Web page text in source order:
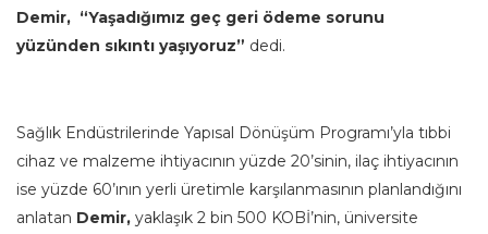
Demir, “Yaşadığımız geç geri ödeme sorunu
yüzünden sıkıntı yaşıyoruz” dedi.
Sağlık Endüstrilerinde Yapısal Dönüşüm Programı’yla tıbbi
cihaz ve malzeme ihtiyacının yüzde 20’sinin, ilaç ihtiyacının
ise yüzde 60’ının yerli üretimle karşılanmasının planlandığını
anlatan Demir, yaklaşık 2 bin 500 KOBİ’nin, üniversite